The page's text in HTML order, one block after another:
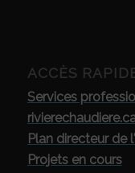
ACCÈS
Services
Plan directeur de
Projets en cours